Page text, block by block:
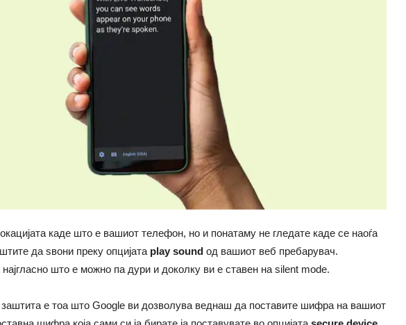
каде што е вашиот телефон, но и понатаму не гледате каде се наоѓа
да ѕвони преку опцијата play sound од вашиот веб пребарувач.
што е можно па дури и доколку ви е ставен на silent mode.
е тоа што Google ви дозволува веднаш да поставите шифра на вашиот